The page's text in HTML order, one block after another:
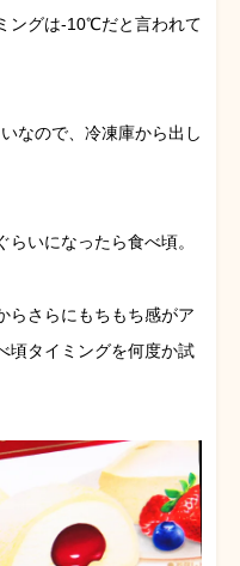
ングは-10℃だと言われて
なので、冷凍庫から出し
いになったら食べ頃。
らさらにもちもち感がア
頃タイミングを何度か試